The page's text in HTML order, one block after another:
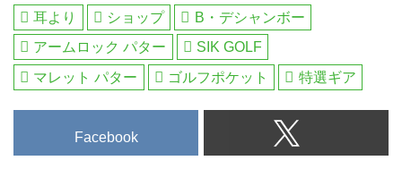
今シーズン2勝を挙げたデシャン
ボーが使用するパターと同仕様の
モデルを販売（予約）。
話題のアームロックと呼ばれる打
パターと左腕を一体化させてスト
ロークすることで、方向性がよく
人に贈る「問題解決ドリル集」。
ぜひ実践してみてください。
耳より ショップ
B・デシャンボー
アームロック パター
SIK GOLF
マレット パター
ゴルフポケット 特選ギア
Facebook